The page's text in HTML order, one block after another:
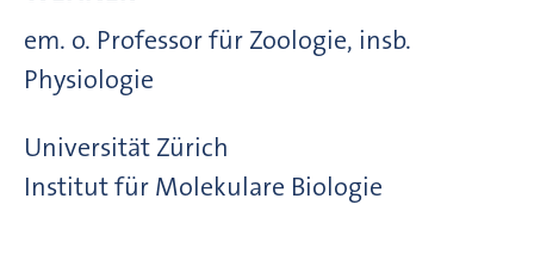
em. o. Professor für Zoologie, insb.
Physiologie
Universität Zürich
Institut für Molekulare Biologie